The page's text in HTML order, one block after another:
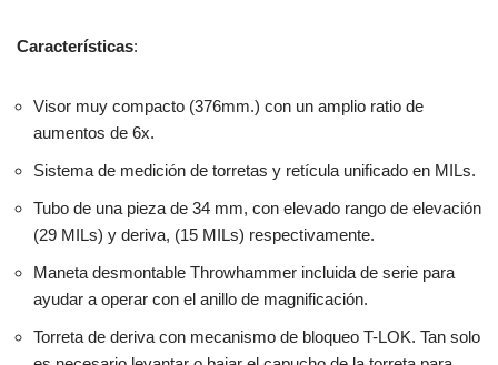
Características:
Visor muy compacto (376mm.) con un amplio ratio de
aumentos de 6x.
Sistema de medición de torretas y retícula unificado en MILs.
Tubo de una pieza de 34 mm, con elevado rango de elevación
(29 MILs) y deriva, (15 MILs) respectivamente.
Maneta desmontable Throwhammer incluida de serie para
ayudar a operar con el anillo de magnificación.
Torreta de deriva con mecanismo de bloqueo T-LOK. Tan solo